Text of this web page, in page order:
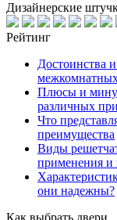
Дизайнерские
Рейтинг
Достоинства
Плюсы и
различных
Что
преимущества
Виды
применения и
они надежны?